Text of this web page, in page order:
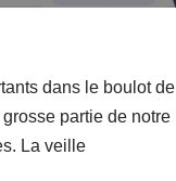
dans le boulot de
partie de notre
La veille